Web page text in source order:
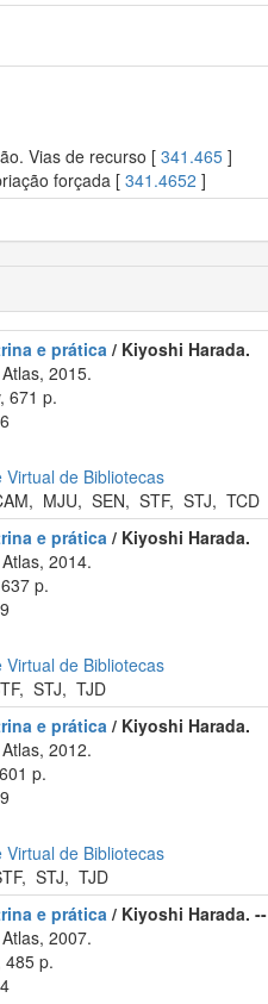
Vias de recurso [ 341.465 ]
forçada [ 341.4652 ]
e prática / Kiyoshi Harada.
2015.
671 p.
Virtual de Bibliotecas
, MJU, SEN, STF, STJ, TCD
e prática / Kiyoshi Harada.
2014.
p.
Virtual de Bibliotecas
, STJ, TJD
e prática / Kiyoshi Harada.
2012.
p.
Virtual de Bibliotecas
, STJ, TJD
e prática / Kiyoshi Harada. --
2007.
485 p.